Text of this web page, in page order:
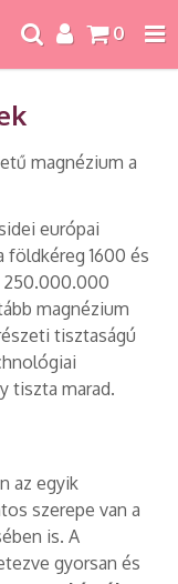
0
magnézium a
európai
földkéreg 1600 és
250.000.000
magnézium
tisztaságú
tiszta marad.
az egyik
szerepe van a
is. A
gyorsan és